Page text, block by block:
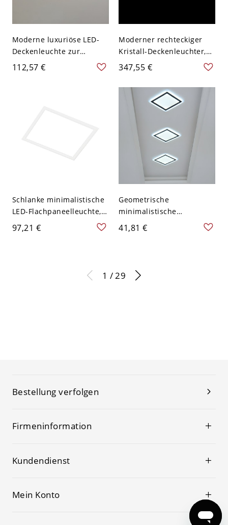
Moderne luxuriöse LED-
Deckenleuchte zur
Direktmontage, flache
112,57 €
Moderner rechteckiger
Kristall-Deckenleuchter,
verchromte
120V 60,96 cm
347,55 €
Schlanke minimalistische
LED-Flachpaneelleuchte,
flache Deckenleuchte zur
Direktmontage mit
97,21 €
Geometrische
minimalistische
quadratische LED-
Deckenleuchte, flache
19,05 cm Weißlicht
41,81 €
1 / 29
Bestellung verfolgen
Firmeninformation
Kundendienst
Mein Konto